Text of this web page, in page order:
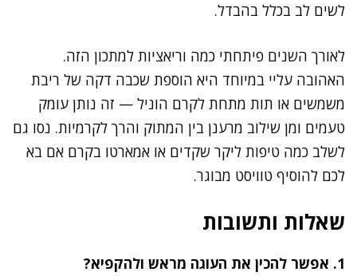
לשים לב בכלל בהבדל.
לאורך השנים פיתחתי כמה וריאציות למתכון הזה.
האהובה עליי במיוחד היא הוספת שכבה דקה של ריבת
משמשים או תות מתחת לקרם הוניל — זה נותן עומק
טעמים ומן שילוב מרענן בין המתוק והרך לקרמיות. נסו גם
לשלב כמה טיפות ליקר שקדים או אמארטו בקרם אם בא
לכם להוסיף טוויסט מבוגר.
שאלות ותשובות
1. אפשר להכין את העוגה מראש ולהקפיא?